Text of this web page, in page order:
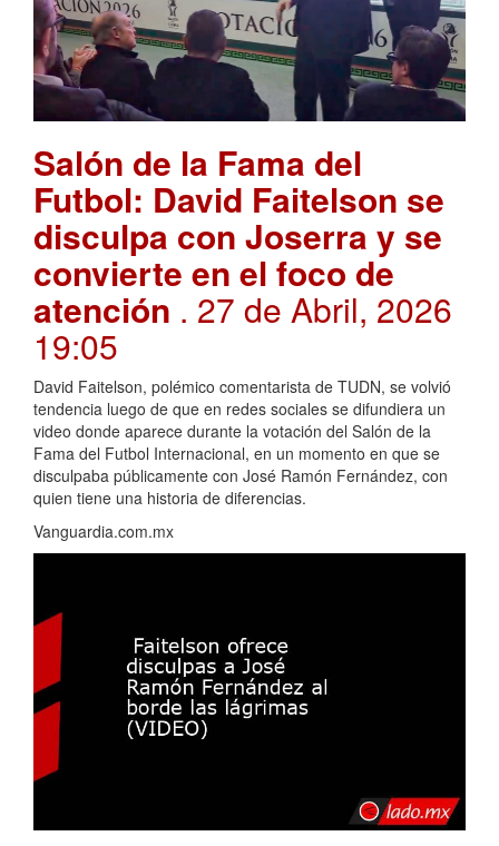
Salón de la Fama del
Futbol: David Faitelson se
disculpa con Joserra y se
convierte en el foco de
atención . 27 de Abril, 2026
19:05
David Faitelson, polémico comentarista de TUDN, se volvió
tendencia luego de que en redes sociales se difundiera un
video donde aparece durante la votación del Salón de la
Fama del Futbol Internacional, en un momento en que se
disculpaba públicamente con José Ramón Fernández, con
quien tiene una historia de diferencias.
Vanguardia.com.mx